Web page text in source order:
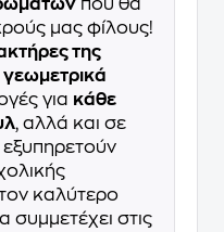
που θα
μας φίλους!
της
για κάθε
, αλλά και σε
εξυπηρετούν
καλύτερο
συμμετέχει στις